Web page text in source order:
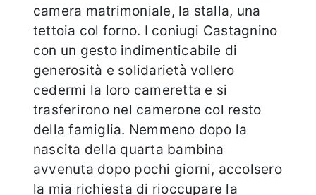
camera matrimoniale, la stalla, una
tettoia col forno. I coniugi Castagnino
con un gesto indimenticabile di
generosità e solidarietà vollero
cedermi la loro cameretta e si
trasferirono nel camerone col resto
della famiglia. Nemmeno dopo la
nascita della quarta bambina
avvenuta dopo pochi giorni, accolsero
la mia richiesta di rioccupare la